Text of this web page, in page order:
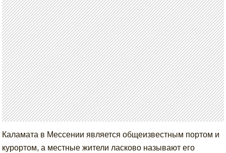
Каламата в Мессении является общеизвестным портом и
курортом, а местные жители ласково называют его